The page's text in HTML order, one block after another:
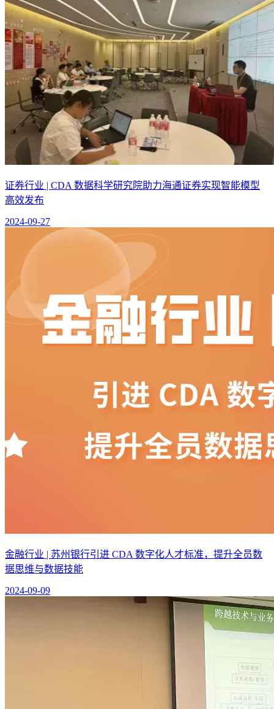
证券行业 | CDA 数据科学研究院助力海通证券实现智能模型
高效发布
2024-09-27
金融行业 | 苏州银行引进 CDA 数字化人才标准，提升全员数
据思维与数据技能
2024-09-09